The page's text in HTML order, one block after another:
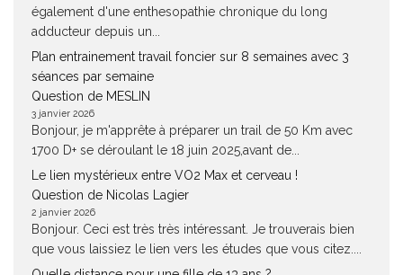
également d'une enthesopathie chronique du long
adducteur depuis un...
Plan entrainement travail foncier sur 8 semaines avec 3
séances par semaine
Question de MESLIN
3 janvier 2026
Bonjour, je m'apprête à préparer un trail de 50 Km avec
1700 D+ se déroulant le 18 juin 2025,avant de...
Le lien mystérieux entre VO2 Max et cerveau !
Question de Nicolas Lagier
2 janvier 2026
Bonjour. Ceci est très très intéressant. Je trouverais bien
que vous laissiez le lien vers les études que vous citez....